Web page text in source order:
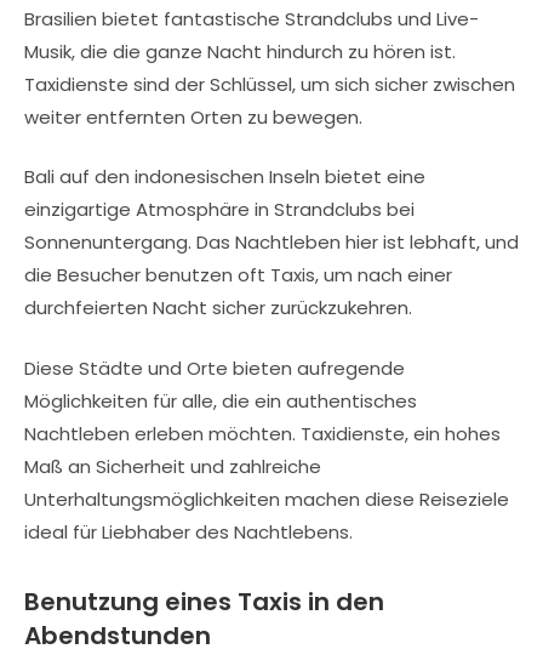
Brasilien bietet fantastische Strandclubs und Live-
Musik, die die ganze Nacht hindurch zu hören ist.
Taxidienste sind der Schlüssel, um sich sicher zwischen
weiter entfernten Orten zu bewegen.
Bali auf den indonesischen Inseln bietet eine
einzigartige Atmosphäre in Strandclubs bei
Sonnenuntergang. Das Nachtleben hier ist lebhaft, und
die Besucher benutzen oft Taxis, um nach einer
durchfeierten Nacht sicher zurückzukehren.
Diese Städte und Orte bieten aufregende
Möglichkeiten für alle, die ein authentisches
Nachtleben erleben möchten. Taxidienste, ein hohes
Maß an Sicherheit und zahlreiche
Unterhaltungsmöglichkeiten machen diese Reiseziele
ideal für Liebhaber des Nachtlebens.
Benutzung eines Taxis in den
Abendstunden